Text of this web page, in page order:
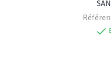
check